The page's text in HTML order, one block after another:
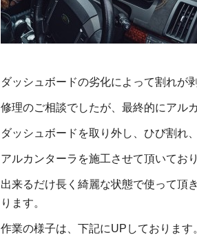
ダッシュボードの劣化によって割れが
修理のご相談でしたが、最終的にアル
ダッシュボードを取り外し、ひび割れ
アルカンターラを施工させて頂いており
出来るだけ長く綺麗な状態で使って頂
ります。
作業の様子は、下記にUPしております